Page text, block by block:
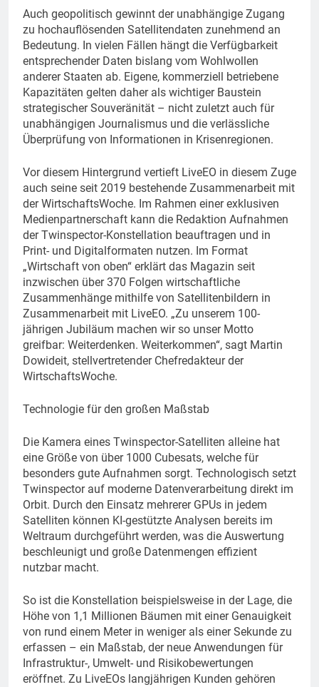
Auch geopolitisch gewinnt der unabhängige Zugang
zu hochauflösenden Satellitendaten zunehmend an
Bedeutung. In vielen Fällen hängt die Verfügbarkeit
entsprechender Daten bislang vom Wohlwollen
anderer Staaten ab. Eigene, kommerziell betriebene
Kapazitäten gelten daher als wichtiger Baustein
strategischer Souveränität – nicht zuletzt auch für
unabhängigen Journalismus und die verlässliche
Überprüfung von Informationen in Krisenregionen.
Vor diesem Hintergrund vertieft LiveEO in diesem Zuge
auch seine seit 2019 bestehende Zusammenarbeit mit
der WirtschaftsWoche. Im Rahmen einer exklusiven
Medienpartnerschaft kann die Redaktion Aufnahmen
der Twinspector-Konstellation beauftragen und in
Print- und Digitalformaten nutzen. Im Format
„Wirtschaft von oben“ erklärt das Magazin seit
inzwischen über 370 Folgen wirtschaftliche
Zusammenhänge mithilfe von Satellitenbildern in
Zusammenarbeit mit LiveEO. „Zu unserem 100-
jährigen Jubiläum machen wir so unser Motto
greifbar: Weiterdenken. Weiterkommen“, sagt Martin
Dowideit, stellvertretender Chefredakteur der
WirtschaftsWoche.
Technologie für den großen Maßstab
Die Kamera eines Twinspector-Satelliten alleine hat
eine Größe von über 1000 Cubesats, welche für
besonders gute Aufnahmen sorgt. Technologisch setzt
Twinspector auf moderne Datenverarbeitung direkt im
Orbit. Durch den Einsatz mehrerer GPUs in jedem
Satelliten können KI-gestützte Analysen bereits im
Weltraum durchgeführt werden, was die Auswertung
beschleunigt und große Datenmengen effizient
nutzbar macht.
So ist die Konstellation beispielsweise in der Lage, die
Höhe von 1,1 Millionen Bäumen mit einer Genauigkeit
von rund einem Meter in weniger als einer Sekunde zu
erfassen – ein Maßstab, der neue Anwendungen für
Infrastruktur-, Umwelt- und Risikobewertungen
eröffnet. Zu LiveEOs langjährigen Kunden gehören